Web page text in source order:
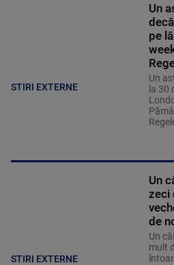
STIRI EXTERNE
Un
pe
Un
la 30
STIRI EXTERNE
Un
zeci
de
Un
mult